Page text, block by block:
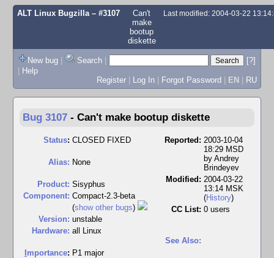
ALT Linux Bugzilla– #3107
Can't
make
bootup
diskette
Last modified: 2004-03-22
New bug | Search |
[?]
| Help
Register | Log In | Forgot Password | EN | RU
Bug 3107 - Can't make bootup diskette
Status: CLOSED FIXED
Alias: None
Product: Sisyphus
Component: Compact-2.3-beta
(show other bugs)
Version: unstable
Hardware: all Linux
mportance: P1 major
Reported: 2003-10-04
18:29 MSD
by Andrey
Brindeyev
Modified: 2004-03-22
13:14 MSK
(History)
CC List: 0 users
See Also: